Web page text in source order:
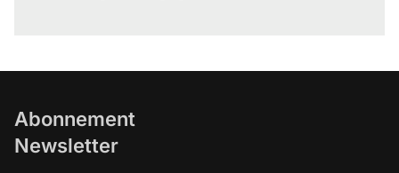
Abonnement
Newsletter